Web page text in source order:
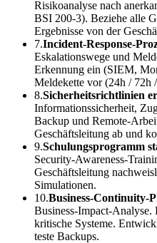
Risikoanalyse nach
BSI 200-3). Beziehe alle
Ergebnisse von der
7.Incident-Response-
Eskalationswege und
Erkennung ein (SIEM,
Meldekette vor (24h / 72h
8.Sicherheitsrichtlinien
Informationssicherheit,
Backup und Remote-
Geschäftsleitung ab und
9.Schulungsprogramm
Security-Awareness-
Geschäftsleitung
Simulationen.
10.Business-Continuity-
Business-Impact-
kritische Systeme.
teste Backups.